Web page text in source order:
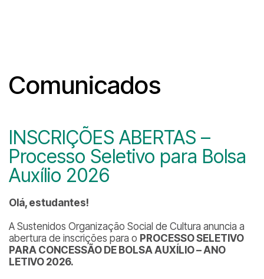
Comunicados
INSCRIÇÕES ABERTAS –
Processo Seletivo para Bolsa
Auxílio 2026
Olá, estudantes!
A Sustenidos Organização Social de Cultura anuncia a
abertura de inscrições para o PROCESSO SELETIVO
PARA CONCESSÃO DE BOLSAAUXÍLIO– ANO
LETIVO 2026.